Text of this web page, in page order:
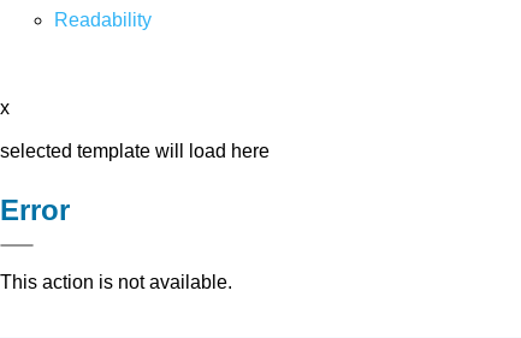
Readability
x
selected template will load here
Error
This action is not available.